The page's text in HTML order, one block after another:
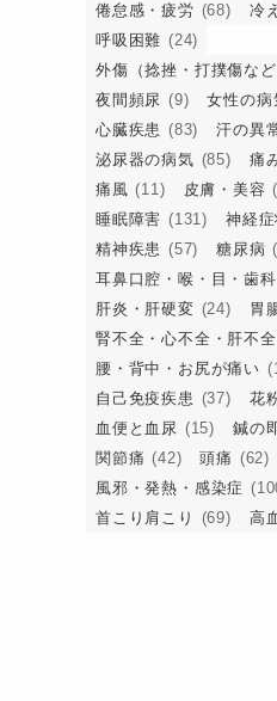
倦怠感・疲労 (68) 冷
呼吸困難 (24)
外傷（捻挫・打撲傷など
夜間頻尿 (9) 女性の病
心臓疾患 (83) 汗の異
泌尿器の病気 (85) 痛
痛風 (11) 皮膚・美容
睡眠障害 (131) 神経症
精神疾患 (57) 糖尿病
耳鼻口腔・喉・目・歯科
肝炎・肝硬変 (24) 胃
腎不全・心不全・肝不全
腰・背中・お尻が痛い
自己免疫疾患 (37) 花
血便と血尿 (15) 鍼の
関節痛 (42) 頭痛 (62)
風邪・発熱・感染症
首こり肩こり
(69) 高